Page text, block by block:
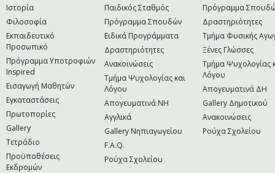
Ιστορία
Φιλοσοφία
Εκπαιδευτικό
Προσωπικό
Πρόγραμμα Υποτροφιών
Inspired
Εισαγωγή Μαθητών
Εγκαταστάσεις
Πρωτοπορίες
Gallery
Τετράδιο
Προϋποθέσεις
Εκδρομών
Παιδικός Σταθμός
Πρόγραμμα Σπουδών
Ειδικά Προγράμματα
Δραστηριότητες
Ανακοινώσεις
Τμήμα Ψυχολογίας και
Λόγου
Απογευματινά NH
Αγγλικά
Gallery Νηπιαγωγείου
F.A.Q.
Ρούχα Σχολείου
Πρόγραμμα
Δραστηριότητες
Τμήμα Φυσικής
Ξένες Γλώσσες
Τμήμα Ψυχολογίας
Λόγου
Απογευματινά ΔΗ
Gallery Δημοτικού
Ανακοινώσεις
Ρούχα Σχολείου